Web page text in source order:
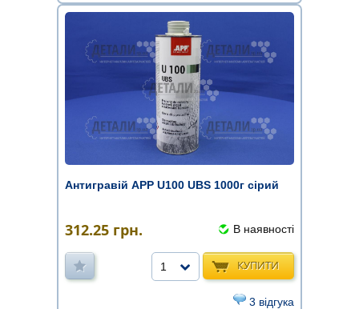
Антигравій APP U100 UBS 1000г сірий
312.25 грн. В наявності
КУПИТИ
1
3 відгука